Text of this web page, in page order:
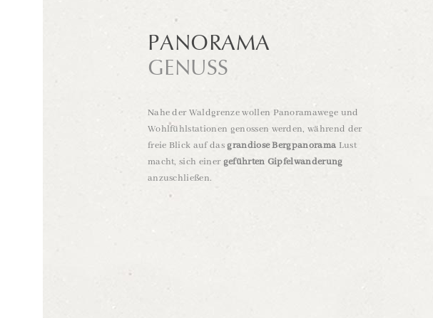
PANORAMA
GENUSS
Nahe der Waldgrenze wollen Panoramawege und
Wohlfühlstationen genossen werden, während der
freie Blick auf dasgrandiose Bergpanorama Lust
macht, sich einergeführten Gipfelwanderung
anzuschließen.